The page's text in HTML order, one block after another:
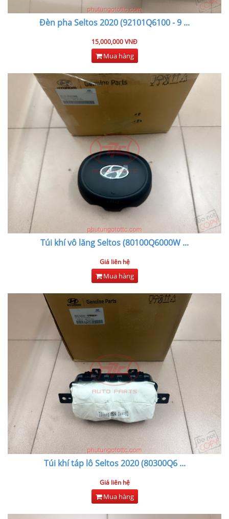
Đèn pha Seltos 2020 (92101Q6100 - 9 ...
15,000,000 VNĐ
Mua hàng
Túi khí vô lăng Seltos (80100Q6000W...
Giá liên hệ
Mua hàng
Túi khí táp lô Seltos 2020 (80300Q6...
Giá liên hệ
Mua hàng